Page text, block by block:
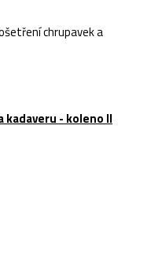
chrupavek a
kadaveru - koleno II